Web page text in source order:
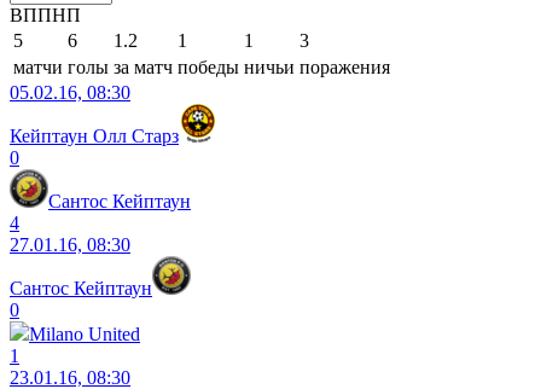
ВППНП
5
6 1.2 1 1
3
матчи голы за матч победы ничьи поражения
05.02.16, 08:30
Кейптаун Олл Старз
0
Сантос Кейптаун
4
27.01.16, 08:30
Сантос Кейптаун
0
Milano United
1
23.01.16, 08:30